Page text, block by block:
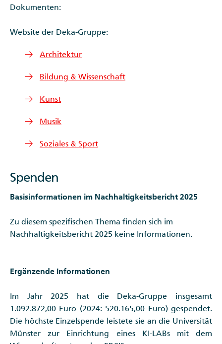
Dokumenten:
Website der Deka-Gruppe:
Architektur
Bildung & Wissenschaft
Kunst
Musik
Soziales & Sport
Spenden
Basisinformationen im Nachhaltigkeitsbericht 2025
Zu diesem spezifischen Thema finden sich im
Nachhaltigkeitsbericht 2025 keine Informationen.
Ergänzende Informationen
Im Jahr 2025 hat die Deka-Gruppe insgesamt
1.092.872,00 Euro (2024: 520.165,00 Euro) gespendet.
Die höchste Einzelspende leistete sie an die Universität
Münster zur Einrichtung eines KI-LABs mit dem